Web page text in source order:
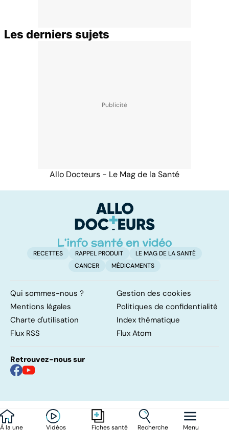
À la une Vidéos Fiches santé Recherche Menu
Les derniers sujets
Allo Docteurs - Le Mag de la Santé
RECETTES RAPPEL PRODUIT
LE MAG DE LA SANTÉ
CANCER
MÉDICAMENTS
Qui sommes-nous ?
Gestion des cookies
Mentions légales
Politiques de confidentialité
Charte d'utilisation
Index thématique
Flux RSS
Flux Atom
Retrouvez-nous sur